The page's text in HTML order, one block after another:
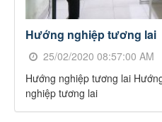
Hướng nghiệp tương lai
25/02/2020 08:57:00 AM
Hướng nghiệp tương lai
nghiệp tương lai